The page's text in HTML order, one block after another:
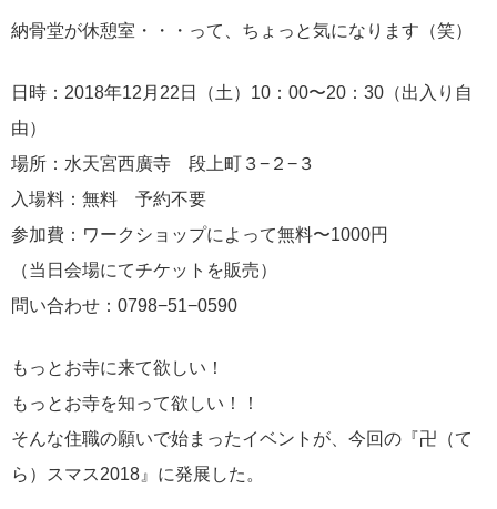
納骨堂が休憩室・・・って、ちょっと気になります（笑）
日時：2018年12月22日（土）10：00〜20：30（出入り自
由）
場所：水天宮西廣寺 段上町３−２−３
入場料：無料 予約不要
参加費：ワークショップによって無料〜1000円
（当日会場にてチケットを販売）
問い合わせ：0798−51−0590
もっとお寺に来て欲しい！
もっとお寺を知って欲しい！！
そんな住職の願いで始まったイベントが、今回の『卍（て
ら）スマス2018』に発展した。